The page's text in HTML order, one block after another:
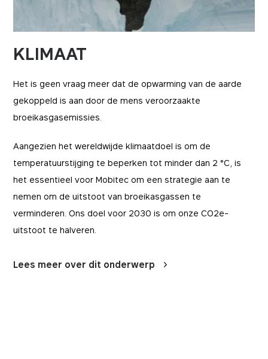
KLIMAAT
Het is geen vraag meer dat de opwarming van de aarde
gekoppeld is aan door de mens veroorzaakte
broeikasgasemissies.
Aangezien het wereldwijde klimaatdoel is om de
temperatuurstijging te beperken tot minder dan 2 °C, is
het essentieel voor Mobitec om een strategie aan te
nemen om de uitstoot van broeikasgassen te
verminderen. Ons doel voor 2030 is om onze CO2e-
uitstoot te halveren.
Lees meer over dit onderwerp